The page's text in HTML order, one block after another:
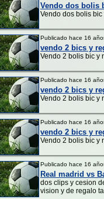
Vendo dos bolis
Vendo dos bolis
Publicado hace 16
vendo 2 bics y
Vendo 2 bolis bic y
Publicado hace 16
vendo 2 bics y
Vendo 2 bolis bic y
Publicado hace 16
vendo 2 bics y
Vendo 2 bolis bic y
Publicado hace 16
Real madrid vs
dos clips y cesion
vision y de regalo